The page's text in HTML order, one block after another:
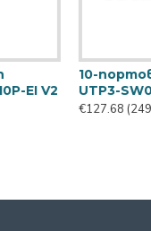
Wi-Tek WI-LTE115-
рутер